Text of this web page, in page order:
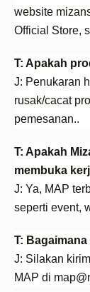
website
Official Store,
T: Apakah
J: Penukaran
rusak/cacat
pemesanan..
T: Apakah
membuka
J: Ya, MAP
seperti event,
T:
J: Silakan
MAP di